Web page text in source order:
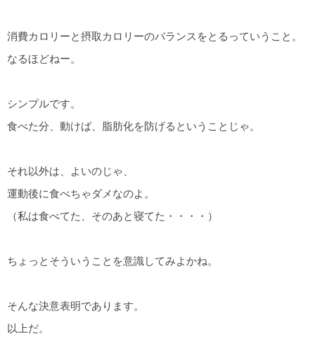
消費カロリーと摂取カロリーのバランスをとるっていうこと。
なるほどねー。
シンプルです。
食べた分、動けば、脂肪化を防げるということじゃ。
それ以外は、よいのじゃ、
運動後に食べちゃダメなのよ。
（私は食べてた、そのあと寝てた・・・・）
ちょっとそういうことを意識してみよかね。
そんな決意表明であります。
以上だ。